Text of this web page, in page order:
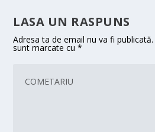
LASA UN RASPUNS
Adresa ta de email nu va fi publicată.
sunt marcate cu*